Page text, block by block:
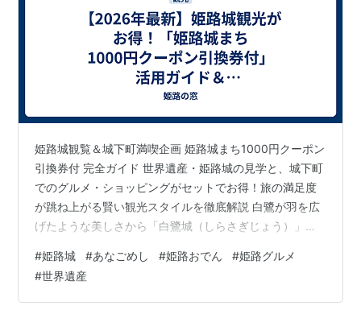
姫路城観覧＆城下町満喫企画 姫路城まち1000円クーポン
引換券付 完全ガイド 世界遺産・姫路城の見学と、城下町
でのグルメ・ショッピングがセットでお得！旅の満足度
が跳ね上がる賢い観光スタイルを徹底解説 白鷺が羽を広
げたような美しさから「白鷺城（しらさぎじょう）」の
初の世界遺産に登録されたその優美な城郭は、年間を通
じて世界中から多くの観光客を魅了し続けています。 せ
っかく姫路を訪れるなら、お城の見学だけでなく、城下
#姫路城 #あなごめし #姫路おでん #姫路グルメ
#世界遺産